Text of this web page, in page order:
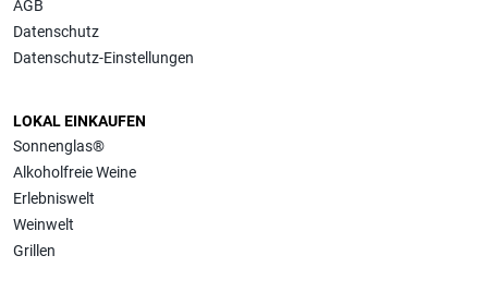
AGB
Datenschutz
Datenschutz-Einstellungen
LOKAL EINKAUFEN
Sonnenglas®
Alkoholfreie Weine
Erlebniswelt
Weinwelt
Grillen